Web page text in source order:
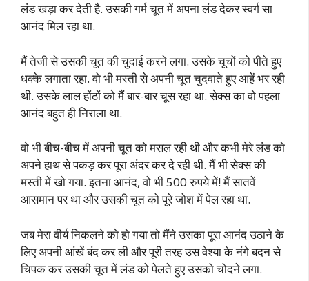
लंड खड़ा कर देती है. उसकी गर्म चूत में अपना लंड देकर स्वर्ग सा
आनंद मिल रहा था.
मैं तेजी से उसकी चूत की चुदाई करने लगा. उसके चूचों को पीते हुए
धक्के लगाता रहा. वो भी मस्ती से अपनी चूत चुदवाते हुए आहें भर रही
थी. उसके लाल होंठों को मैं बार-बार चूस रहा था. सेक्स का वो पहला
आनंद बहुत ही निराला था.
वो भी बीच-बीच में अपनी चूत को मसल रही थी और कभी मेरे लंड को
अपने हाथ से पकड़ कर पूरा अंदर कर दे रही थी. मैं भी सेक्स की
मस्ती में खो गया. इतना आनंद, वो भी 500 रुपये में! मैं सातवें
आसमान पर था और उसकी चूत को पूरे जोश में पेल रहा था.
जब मेरा वीर्य निकलने को हो गया तो मैंने उसका पूरा आनंद उठाने के
लिए अपनी आंखें बंद कर ली और पूरी तरह उस वेश्या के नंगे बदन से
चिपक कर उसकी चूत में लंड को पेलते हुए उसको चोदने लगा.